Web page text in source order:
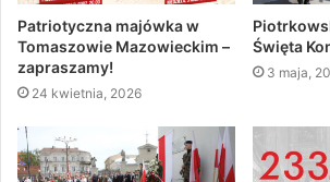
Patriotyczna majówka w
Tomaszowie Mazowieckim –
zapraszamy!
24 kwietnia, 2026
Święta
3 maja,